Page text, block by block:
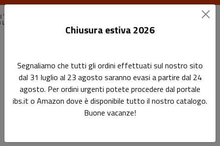
Metadatazione, la catalogazione in era digitale
Metadatazione, la
catalogazione in era digitale
Sottotitolo non presente
Chiusura estiva 2026
Segnaliamo che tutti gli ordini effettuati sul nostro sito
dal 31 luglio al 23 agosto saranno evasi a partire dal 24
agosto. Per ordini urgenti potete procedere dal portale
ibs.it o Amazon dove è disponibile tutto il nostro catalogo.
Buone vacanze!